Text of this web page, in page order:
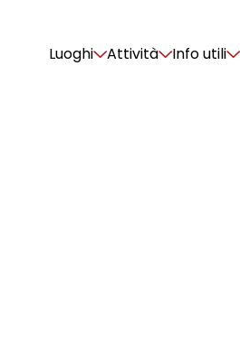
Luoghi Attività Info utili